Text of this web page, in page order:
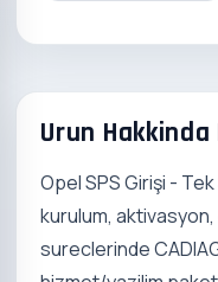
Urun Hakkinda
Opel SPS Girişi -
kurulum,
sureclerinde